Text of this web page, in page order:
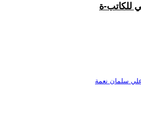
للكاتب-ة
علي سلمان نعمة